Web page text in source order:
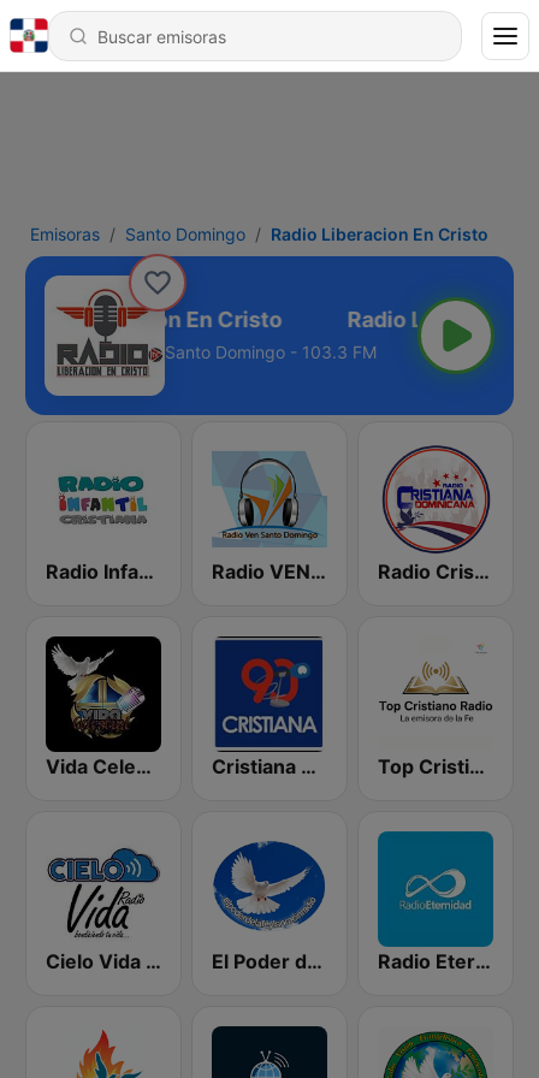
Emisoras Santo Domingo Radio Liberacion En Cristo
Radio Liberacion En Cristo
Santo Domingo - 103.3 FM
Radio Infantil Cristiana Radio VEN 1200 AM Radio Cristiana Dominicana
Vida Celestial Cristiana 90.1 FM Top Cristiano Radio
Cielo Vida Radio El Poder de la Fe y La Oración Radio Internacional Radio Eternidad 990 AM